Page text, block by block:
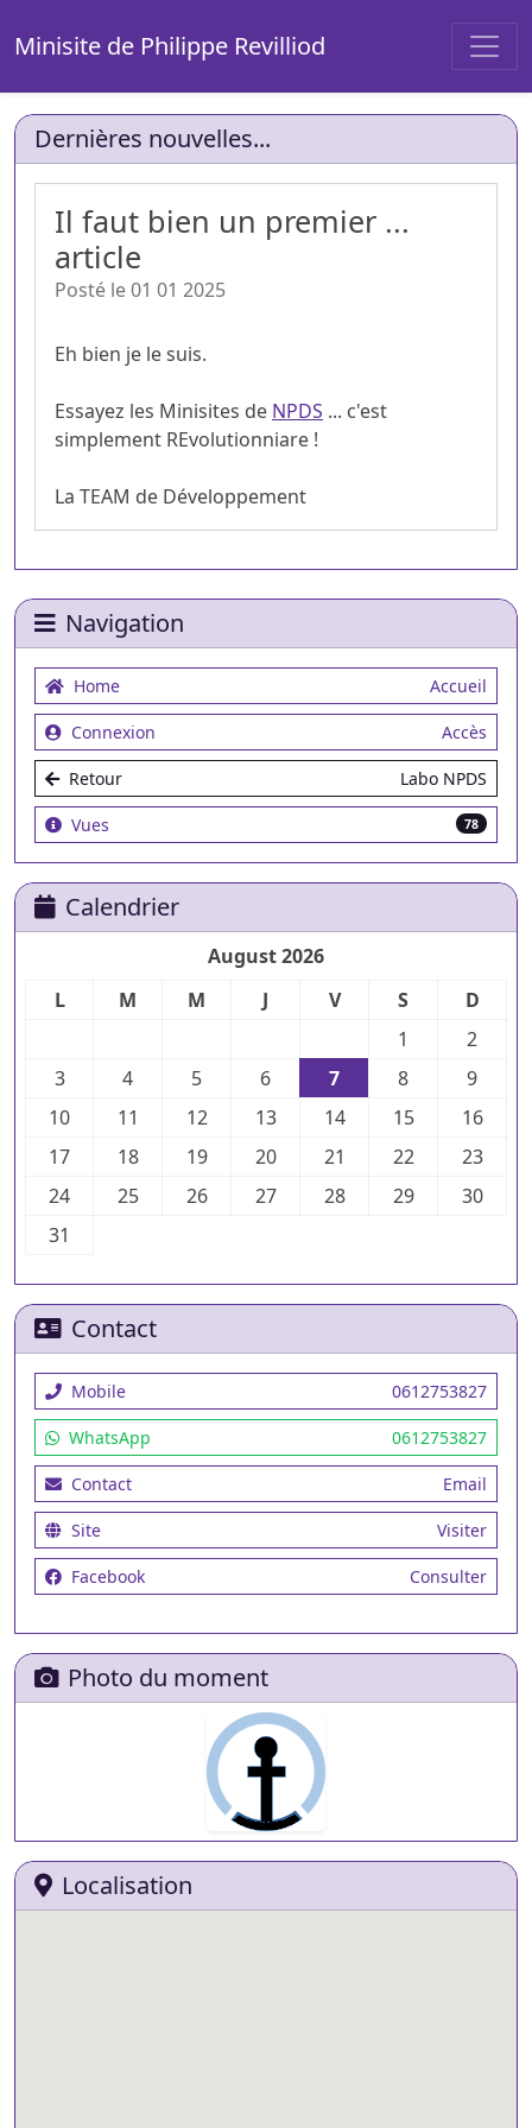
Minisite de Philippe Revilliod
Navigation
Home Accueil
Connexion Accès
Retour Labo NPDS
Vues 78
Calendrier
August 2026
L
M M J V S
D
1
2
3
4 5 6 7 8
9
10
11 12 13 14 15
16
17
18 19 20 21 22
23
24
25 26 27 28 29
30
31
Contact
Mobile 0612753827
WhatsApp 0612753827
Contact Email
Site Visiter
Facebook Consulter
Photo du moment
Localisation
Dernières nouvelles...
Il faut bien un premier ...
article
Posté le 01 01 2025
Eh bien je le suis.
Essayez les Minisites de NPDS ... c'est
simplement REvolutionniare !
La TEAM de Développement